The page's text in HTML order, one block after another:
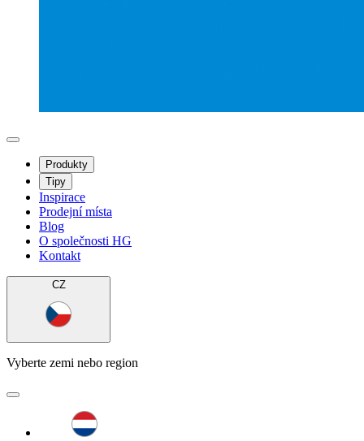
Produkty
Tipy
Inspirace
Prodejní místa
Blog
O společnosti HG
Kontakt
CZ
Vyberte zemi nebo region